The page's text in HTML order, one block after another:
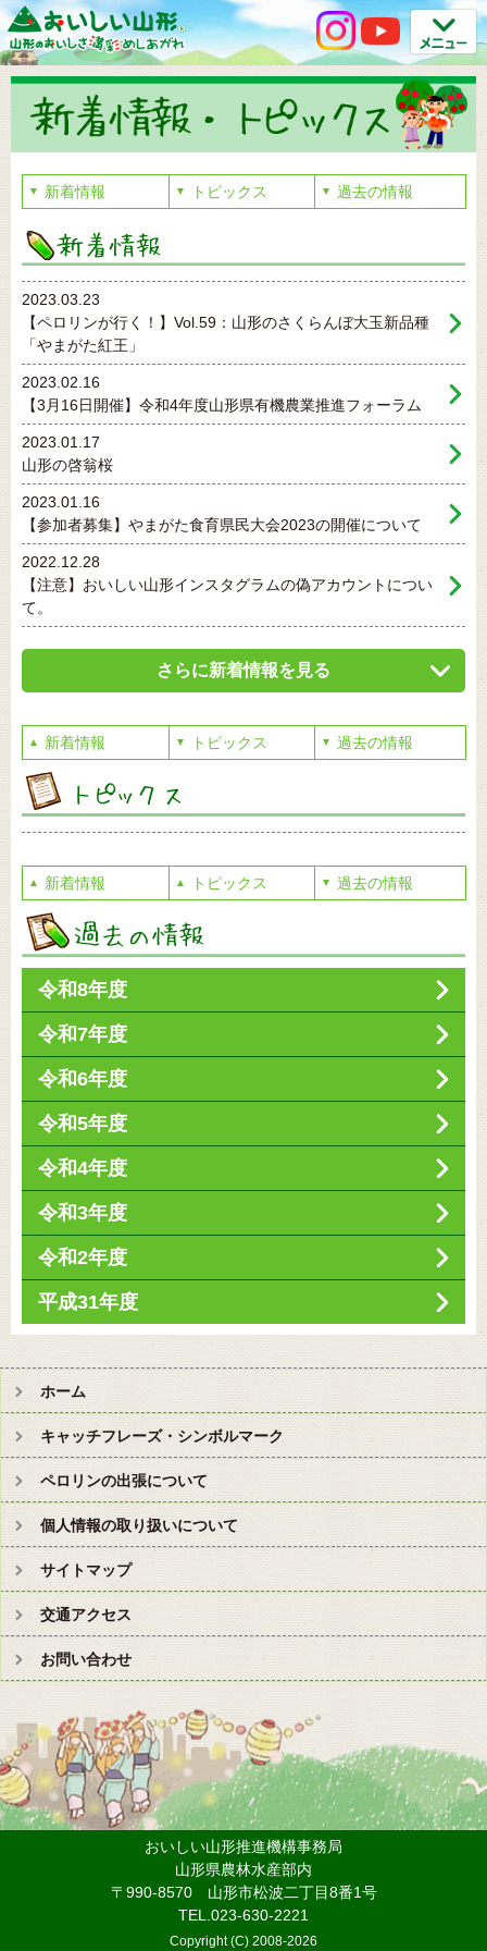
▼ 新着情報 ▼ トピックス ▼ 過去の情報
2023.03.23
【ペロリンが行く！】Vol.59：山形のさくらんぼ大玉新品種
「やまがた紅王」
2023.02.16
【3月16日開催】令和4年度山形県有機農業推進フォーラム
2023.01.17
山形の啓翁桜
2023.01.16
【参加者募集】やまがた食育県民大会2023の開催について
2022.12.28
【注意】おいしい山形インスタグラムの偽アカウントについ
て。
さらに新着情報を見る
▲ 新着情報 ▼ トピックス ▼ 過去の情報
▲ 新着情報 ▲ トピックス ▼ 過去の情報
令和8年度
令和7年度
令和6年度
令和5年度
令和4年度
令和3年度
令和2年度
平成31年度
ホーム
キャッチフレーズ・シンボルマーク
ペロリンの出張について
個人情報の取り扱いについて
サイトマップ
交通アクセス
お問い合わせ
おいしい山形推進機構事務局
山形県農林水産部内
〒990-8570 山形市松波二丁目8番1号
TEL.023-630-2221
Copyright (C) 2008-2026